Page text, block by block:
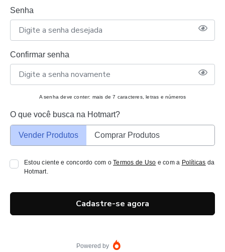
Senha
Confirmar senha
A senha deve conter: mais de 7 caracteres, letras e números
O que você busca na Hotmart?
Vender Produtos Comprar Produtos
Estou ciente e concordo com oTermos de Uso e com a Políticas da
Hotmart.
Cadastre-se agora
Powered by